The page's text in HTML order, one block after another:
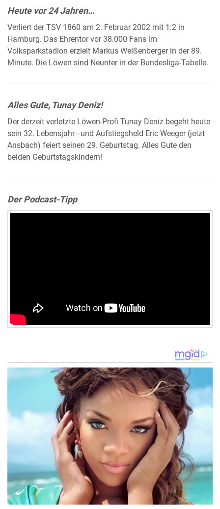
Heute vor 24 Jahren…
Verliert der TSV 1860 am 2. Februar 2002 mit 1:2 in
Hamburg. Das Ehrentor vor 38.000 Fans im
Volksparkstadion erzielt Markus Weißenberger in der 89.
Minute. Die Löwen sind Neunter in der Bundesliga-Tabelle.
Alles Gute, Tunay Deniz!
Der derzeit verletzte Löwen-Profi Tunay Deniz begeht heute
sein 32. Lebensjahr - und Aufstiegsheld Eric Weeger (jetzt
Ansbach) feiert seinen 29. Geburtstag. Alles Gute den
beiden Geburtstagskindern!
Der Podcast-Tipp